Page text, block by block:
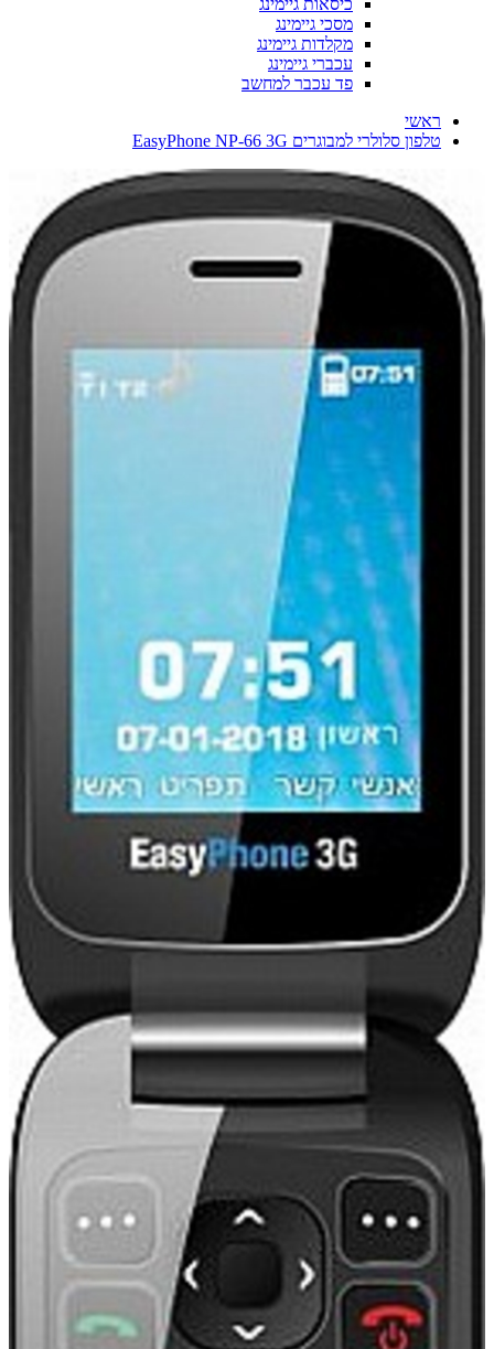
כיסאות גיימינג
מסכי גיימינג
מקלדות גיימינג
עכברי גיימינג
פד עכבר למחשב
ראשי
טלפון סלולרי למבוגרים EasyPhone NP-66 3G